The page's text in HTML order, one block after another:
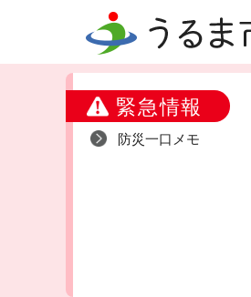
うるま市
緊急情報
防災一口メモ